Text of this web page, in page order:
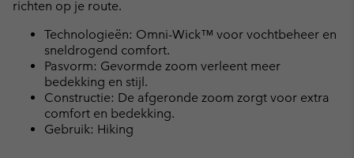
richten op je route.
Technologieën: Omni-Wick™ voor vochtbeheer en
sneldrogend comfort.
Pasvorm: Gevormde zoom verleent meer
bedekking en stijl.
Constructie: De afgeronde zoom zorgt voor extra
comfort en bedekking.
Gebruik: Hiking